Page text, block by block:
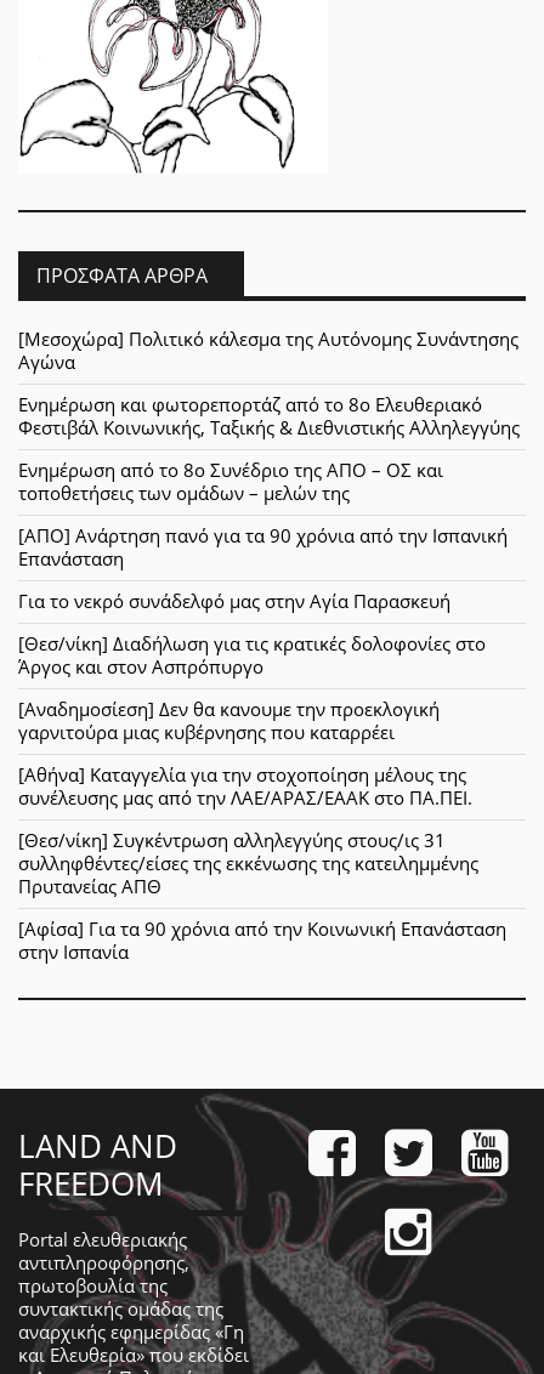
ΠΡΌΣΦΑΤΑ ΆΡΘΡΑ
[Μεσοχώρα] Πολιτικό κάλεσμα της Αυτόνομης Συνάντησης
Αγώνα
Ενημέρωση και φωτορεπορτάζ από το 8ο Ελευθεριακό
Φεστιβάλ Κοινωνικής, Ταξικής & Διεθνιστικής Αλληλεγγύης
Ενημέρωση από το 8ο Συνέδριο της ΑΠΟ – ΟΣ και
τοποθετήσεις των ομάδων – μελών της
[ΑΠΟ] Ανάρτηση πανό για τα 90 χρόνια από την Ισπανική
Επανάσταση
Για το νεκρό συνάδελφό μας στην Αγία Παρασκευή
[Θεσ/νίκη] Διαδήλωση για τις κρατικές δολοφονίες στο
Άργος και στον Ασπρόπυργο
[Αναδημοσίεση] Δεν θα κανουμε την προεκλογική
γαρνιτούρα μιας κυβέρνησης που καταρρέει
[Αθήνα] Καταγγελία για την στοχοποίηση μέλους της
συνέλευσης μας από την ΛΑΕ/ΑΡΑΣ/ΕΑΑΚ στο ΠΑ.ΠΕΙ.
[Θεσ/νίκη] Συγκέντρωση αλληλεγγύης στους/ις 31
συλληφθέντες/είσες της εκκένωσης της κατειλημμένης
Πρυτανείας ΑΠΘ
[Αφίσα] Για τα 90 χρόνια από την Κοινωνική Επανάσταση
στην Ισπανία
LAND AND
FREEDOM
Portal ελευθεριακής
αντιπληροφόρησης,
πρωτοβουλία της
συντακτικής ομάδας της
αναρχικής εφημερίδας «Γη
και Ελευθερία» που εκδίδει